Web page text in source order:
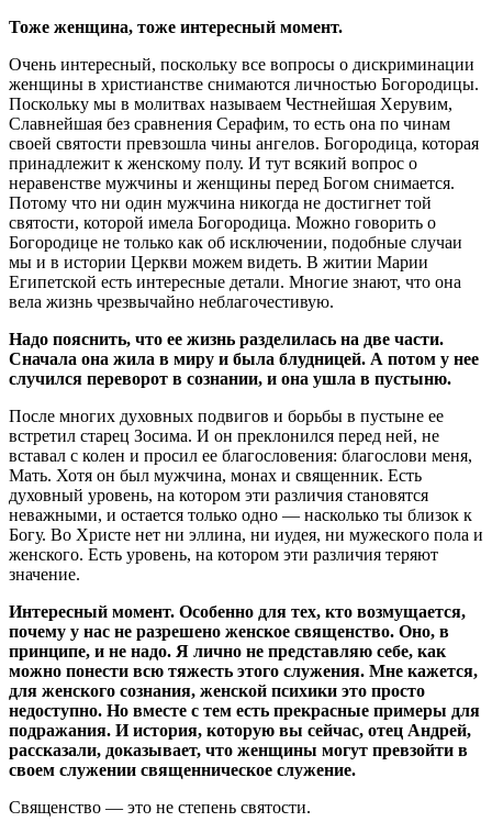
Тоже женщина, тоже интересный момент.
Очень интересный, поскольку все вопросы о дискриминации
женщины в христианстве снимаются личностью Богородицы.
Поскольку мы в молитвах называем Честнейшая Херувим,
Славнейшая без сравнения Серафим, то есть она по чинам
своей святости превзошла чины ангелов. Богородица, которая
принадлежит к женскому полу. И тут всякий вопрос о
неравенстве мужчины и женщины перед Богом снимается.
Потому что ни один мужчина никогда не достигнет той
святости, которой имела Богородица. Можно говорить о
Богородице не только как об исключении, подобные случаи
мы и в истории Церкви можем видеть. В житии Марии
Египетской есть интересные детали. Многие знают, что она
вела жизнь чрезвычайно неблагочестивую.
Надо пояснить, что ее жизнь разделилась на две части.
Сначала она жила в миру и была блудницей. А потом у нее
случился переворот в сознании, и она ушла в пустыню.
После многих духовных подвигов и борьбы в пустыне ее
встретил старец Зосима. И он преклонился перед ней, не
вставал с колен и просил ее благословения: благослови меня,
Мать. Хотя он был мужчина, монах и священник. Есть
духовный уровень, на котором эти различия становятся
неважными, и остается только одно — насколько ты близок к
Богу. Во Христе нет ни эллина, ни иудея, ни мужеского пола и
женского. Есть уровень, на котором эти различия теряют
значение.
Интересный момент. Особенно для тех, кто возмущается,
почему у нас не разрешено женское священство. Оно, в
принципе, и не надо. Я лично не представляю себе, как
можно понести всю тяжесть этого служения. Мне кажется,
для женского сознания, женской психики это просто
недоступно. Но вместе с тем есть прекрасные примеры для
подражания. И история, которую вы сейчас, отец Андрей,
рассказали, доказывает, что женщины могут превзойти в
своем служении священническое служение.
Священство — это не степень святости.